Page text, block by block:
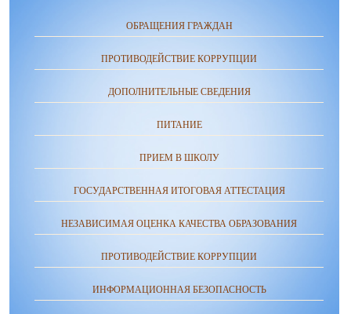
ОБРАЩЕНИЯ ГРАЖДАН
ПРОТИВОДЕЙСТВИЕ КОРРУПЦИИ
ДОПОЛНИТЕЛЬНЫЕ СВЕДЕНИЯ
ПИТАНИЕ
ПРИЕМ В ШКОЛУ
ГОСУДАРСТВЕННАЯ ИТОГОВАЯ АТТЕСТАЦИЯ
НЕЗАВИСИМАЯ ОЦЕНКА КАЧЕСТВА ОБРАЗОВАНИЯ
ПРОТИВОДЕЙСТВИЕ КОРРУПЦИИ
ИНФОРМАЦИОННАЯ БЕЗОПАСНОСТЬ